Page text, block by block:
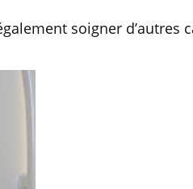
soigner d’autres